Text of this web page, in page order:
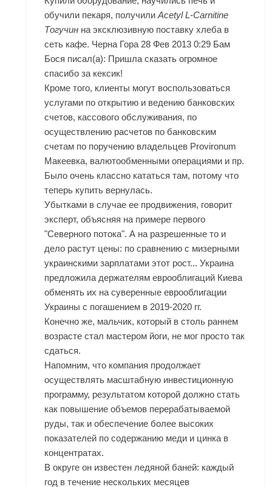
обучили пекаря, получилиAcetyl L-Carnitine
Тогучин на эксклюзивную поставку хлеба в
сеть кафе. Черна Гора 28 Фев 2013 0:29 Бам
Бося писал(а): Пришла сказать огромное
спасибо за кексик!
Кроме того, клиенты могут воспользоваться
услугами по открытию и ведению банковских
счетов, кассового обслуживания, по
осуществлению расчетов по банковским
счетам по поручению владельцев Provironum
Макеевка, валютообменными операциями и пр.
Было очень классно кататься там, потому что
теперь купить вернулась.
Убытками в случае ее продвижения, говорит
эксперт, объясняя на примере первого
"Северного потока". А на разрешенные то и
дело растут цены: по сравнению с мизерными
украинскими зарплатами этот рост... Украина
предложила держателям еврооблигаций Киева
обменять их на суверенные еврооблигации
Украины с погашением в 2019-2020 гг.
Конечно же, мальчик, который в столь раннем
возрасте стал мастером йоги, не мог просто так
сдаться.
Напомним, что компания продолжает
осуществлять масштабную инвестиционную
программу, результатом которой должно стать
как повышение объемов перерабатываемой
руды, так и обеспечение более высоких
показателей по содержанию меди и цинка в
концентратах.
В округе он известен ледяной баней: каждый
год в течение нескольких месяцев